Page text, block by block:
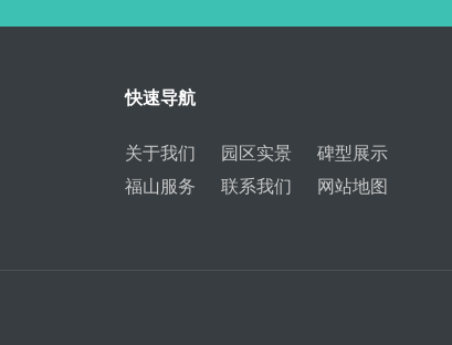
快速导航
关于我们 园区实景
碑型展示
福山服务
联系我们 网站地图